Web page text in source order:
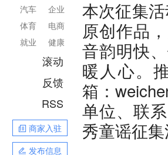
企业
电商
健康
汽车
体育
就业
滚动
反馈
RSS
商家入驻
发布信息
本次征集
原创作品
音韵明快
暖人心。
箱：
单位、联
秀童谣征